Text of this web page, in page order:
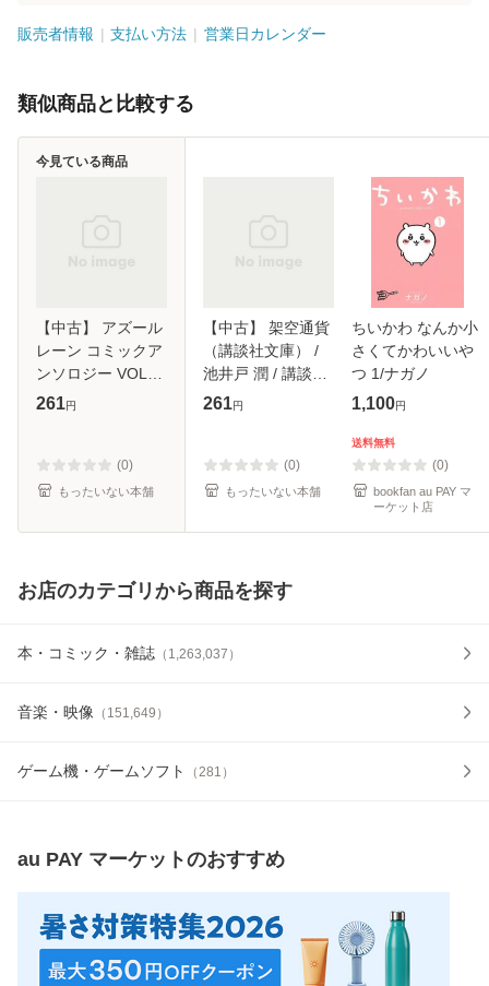
販売者情報 支払い方法 営業日カレンダー
類似商品と比較する
【中古】 アズール
レーン コミックア
ンソロジー VOL．
2 / アンソロジー /
料】
261円
(0)
もったいない本舗
今見ている商品
【中古】 架空通貨
（講談社文庫） /
池井戸 潤 / 講談社
[文庫]【メール便送
261円
(0)
もったいない本舗
ちいかわ なんか小
さくてかわいいや
つ 1/ナガノ
1,100円
送料無料
(0)
bookfan au PAY マ
ーケット店
お店のカテゴリから商品を探す
本・コミック・雑誌 （ 1,263,037 ）
音楽・映像 （ 151,649 ）
ゲーム機・ゲームソフト （281 ）
au PAY マーケットのおすすめ